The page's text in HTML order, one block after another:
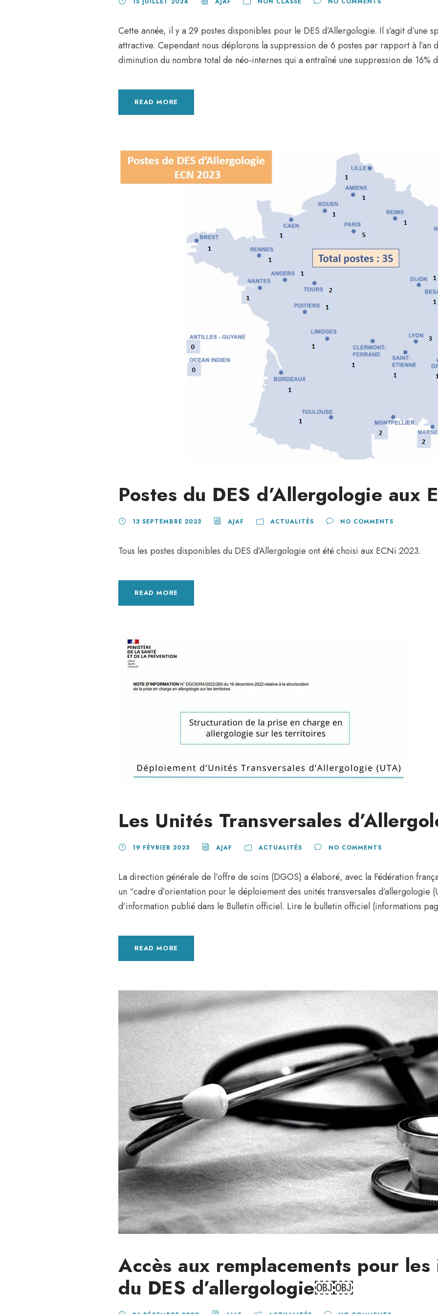
Cette année, il y a 29 postes disponibles pour le DES d’Allergologie. Il s’agit d’une
attractive. Cependant nous déplorons la suppression de 6 postes par rapport à l’an
diminution du nombre total de néo-internes qui a entraîné une suppression de 16%
READ MORE
Postes du DES d’Allergologie aux
13 SEPTEMBRE 2023 AJAF ACTUALITÉS NO COMMENTS
Tous les postes disponibles du DES d’Allergologie ont été choisi aux ECNi 2023.
READ MORE
Les Unités Transversales
19 FÉVRIER 2023 AJAF ACTUALITÉS NO COMMENTS
La direction générale de l’offre de soins (DGOS) a élaboré, avec la Fédération
un “cadre d’orientation pour le déploiement des unités transversales d’allergologie
d’information publié dans le Bulletin officiel. Lire le bulletin officiel (informations
READ MORE
Accès aux remplacements pour
du DES d’allergologie￼￼